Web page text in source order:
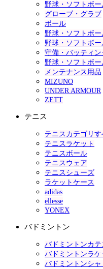
野球・ソフトボー
グローブ・グラブ
ボール
野球・ソフトボ
野球・ソフトボー
守備・バッティ
野球・ソフトボ
メンテナンス用品
MIZUNO
UNDER ARMOUR
ZETT
テニス
テニスカテゴリす
テニスラケット
テニスボール
テニスウェア
テニスシューズ
ラケットケース
adidas
ellesse
YONEX
バドミントン
バドミントンカ
バドミントンラケ
バドミントンシャ